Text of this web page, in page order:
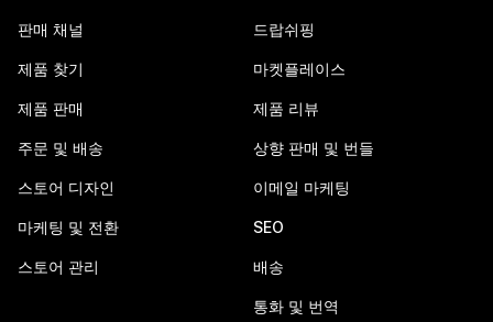
판매 채널
제품 찾기
제품 판매
주문 및 배송
스토어 디자인
마케팅 및 전환
스토어 관리
드랍쉬핑
마켓플레이스
제품 리뷰
상향 판매 및 번들
이메일 마케팅
SEO
배송
통화 및 번역